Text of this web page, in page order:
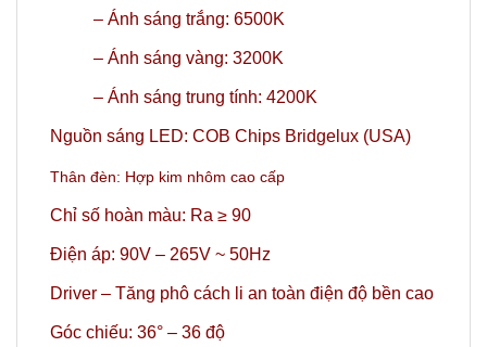
– Ánh sáng trắng: 6500K
– Ánh sáng vàng: 3200K
– Ánh sáng trung tính: 4200K
Nguồn sáng LED: COB Chips Bridgelux (USA)
Thân đèn: Hợp kim nhôm cao cấp
Chỉ số hoàn màu: Ra ≥ 90
Điện áp: 90V – 265V ~ 50Hz
Driver – Tăng phô cách li an toàn điện độ bền cao
Góc chiếu: 36° – 36 độ